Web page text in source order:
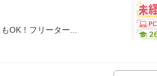
OK！フリーター...